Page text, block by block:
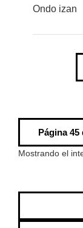
Ondo izan
Página 45
Mostrando el